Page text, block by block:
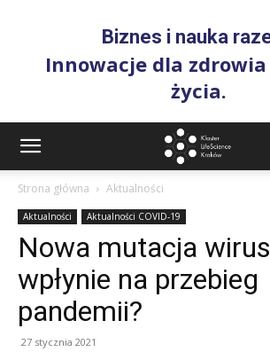
Biznes i nauka
Innowacje dla
życia.
Strona główna Aktualności
Aktualności Aktualności COVID-19
Nowa mutacja
wpłynie na przebieg
pandemii?
27 stycznia 2021